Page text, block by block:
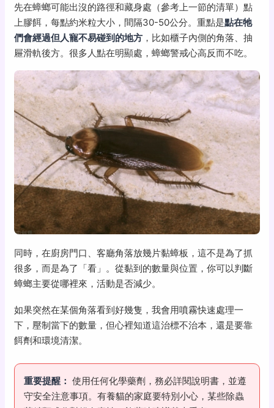
先在蟑螂可能出沒的路徑和藏身處（參考上一節的清單）點
上膠餌，每點約米粒大小，間隔30-50公分。重點是點在牠
們會經過但人寵不易碰到的地方 ，比如櫃子內側的角落、抽
屜滑軌後方。很多人點在明顯處，蟑螂警戒心高反而不吃。
同時，在廚房門口、客廳角落放幾片黏蟑板，這不是為了抓
很多，而是為了「看」。從黏到的數量與位置，你可以判斷
蟑螂主要從哪裡來，活動是否減少。
如果突然在某個角落看到好幾隻，我會用噴霧快速處理一
下，壓制當下的數量，但心裡知道這治標不治本，還是要靠
餌劑和環境清潔。
重要提醒： 使用任何化學藥劑，務必詳閱說明書，並遵
守安全注意事項。有養貓的家庭要特別小心，某些除蟲